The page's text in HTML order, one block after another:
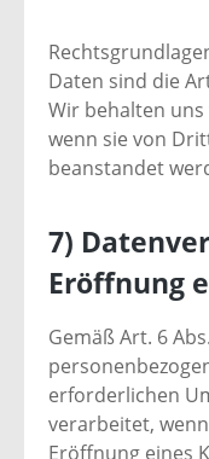
Daten sind die
Wir behalten
wenn sie von
beanstandet
7)
Eröffnung
Gemäß Art. 6
erforderlichen
verarbeitet,
Eröffnung eines